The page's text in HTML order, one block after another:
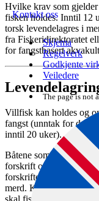
Kontakt oss
Skjema
Regelverk
Godkjente
Veiledere
The page is not
Hvilke krav som
fisken holdes. Inntil 12
torsk levendelagres i
fra Fiskeridirektoratet
for fangstbasert
Villfisk kan holdes og
fangst (unntak for de
inntil 20 uker).
Båtene som fisker og
forskrift om krav til
forskriften stilles det
merd. Kravet om